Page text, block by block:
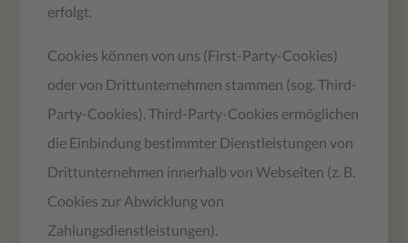
erfolgt.
Cookies können von uns (First-Party-Cookies)
oder von Drittunternehmen stammen (sog. Third-
Party-Cookies). Third-Party-Cookies ermöglichen
die Einbindung bestimmter Dienstleistungen von
Drittunternehmen innerhalb von Webseiten (z. B.
Cookies zur Abwicklung von
Zahlungsdienstleistungen).